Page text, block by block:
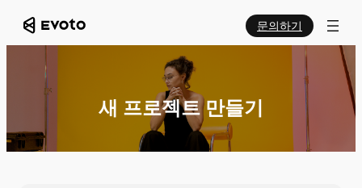
문의하기
새 프로젝트 만들기